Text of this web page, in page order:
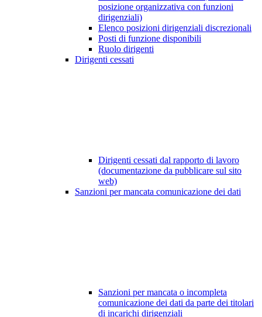
posizione organizzativa con funzioni
dirigenziali)
Elenco posizioni dirigenziali discrezionali
Posti di funzione disponibili
Ruolo dirigenti
Dirigenti cessati
Dirigenti cessati dal rapporto di lavoro
(documentazione da pubblicare sul sito
web)
Sanzioni per mancata comunicazione dei dati
Sanzioni per mancata o incompleta
comunicazione dei dati da parte dei titolari
di incarichi dirigenziali